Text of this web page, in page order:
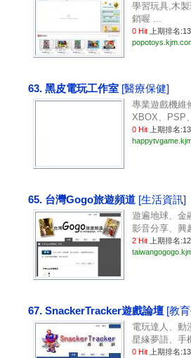
學習玩具,木
銷喔 ...
0 Hit 上期排名
63. 黑皮電玩工作室 [醫療保健]
專業遊戲機維
XBOX、PSP
0 Hit 上期排名
65. 台灣Gogo旅遊頻道 [生活資訊]
遊遍地球、金
影音分享、興
2 Hit 上期排名
67. SnackerTracker遊戲論壇 [教
電玩達人、動
星緣夢語、手
0 Hit 上期排名